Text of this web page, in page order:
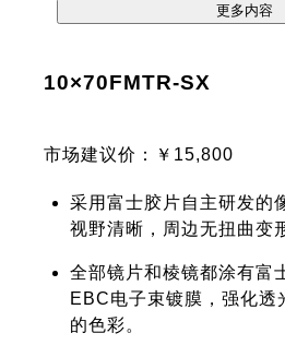
更多内容
10×70FMTR-SX
市场建议价：￥15,800
采用富士胶片自主研发的
视野清晰，周边无扭曲变
全部镜片和棱镜都涂有富
EBC电子束镀膜，强化透
的色彩。